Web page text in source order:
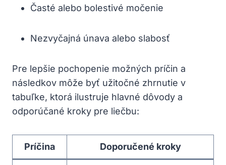
Časté alebo bolestivé močenie
Nezvyčajná únava alebo slabosť
Pre lepšie pochopenie možných príčin a
následkov môže byť užitočné zhrnutie v
tabuľke, ktorá ilustruje hlavné dôvody a
odporúčané kroky pre liečbu:
Príčina Doporučené kroky